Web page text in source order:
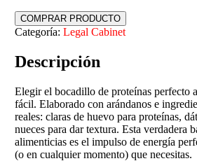
COMPRAR PRODUCTO
Categoría:Legal Cabinet
Descripción
Elegir el bocadillo de proteínas perfecto
fácil. Elaborado con arándanos e
reales: claras de huevo para proteínas,
nueces para dar textura. Esta verdadera
alimenticias es el impulso de energía
(o en cualquier momento) que necesitas.